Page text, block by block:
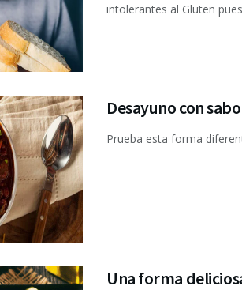
intolerantes al Gluten
Desayuno con
Prueba esta forma
Una forma